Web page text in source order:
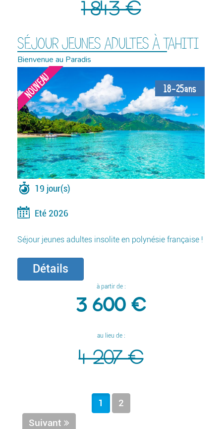
1 843 €
SÉJOUR JEUNES ADULTES À TAHITI
Bienvenue au Paradis
NOUVEAU 18-25ans
19 jour(s)
Eté 2026
Séjour jeunes adultes insolite en polynésie française !
Détails
à partir de :
3 600 €
au lieu de :
4 207 €
1
2
Suivant